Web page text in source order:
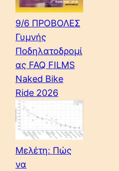
9/6 ΠΡΟΒΟΛΕΣ
Γυμνής
Ποδηλατοδρομί
ας FAQ FILMS
Naked Bike
Ride 2026
Μελέτη: Πώς
να